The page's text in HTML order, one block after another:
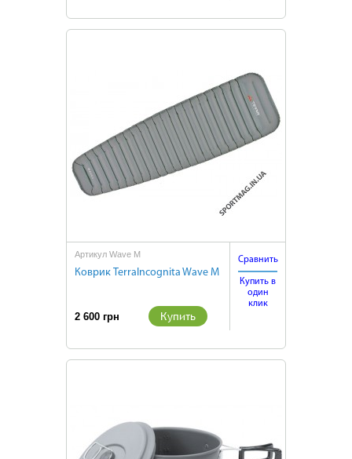
Артикул Wave M
Коврик TerraIncognita Wave M
2 600 грн Купить
Сравнить
Купить в
один
клик